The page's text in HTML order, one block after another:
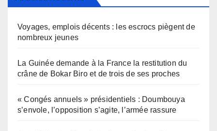
Voyages, emplois décents : les escrocs piègent de
nombreux jeunes
La Guinée demande à la France la restitution du
crâne de Bokar Biro et de trois de ses proches
« Congés annuels » présidentiels : Doumbouya
s’envole, l’opposition s’agite, l’armée rassure